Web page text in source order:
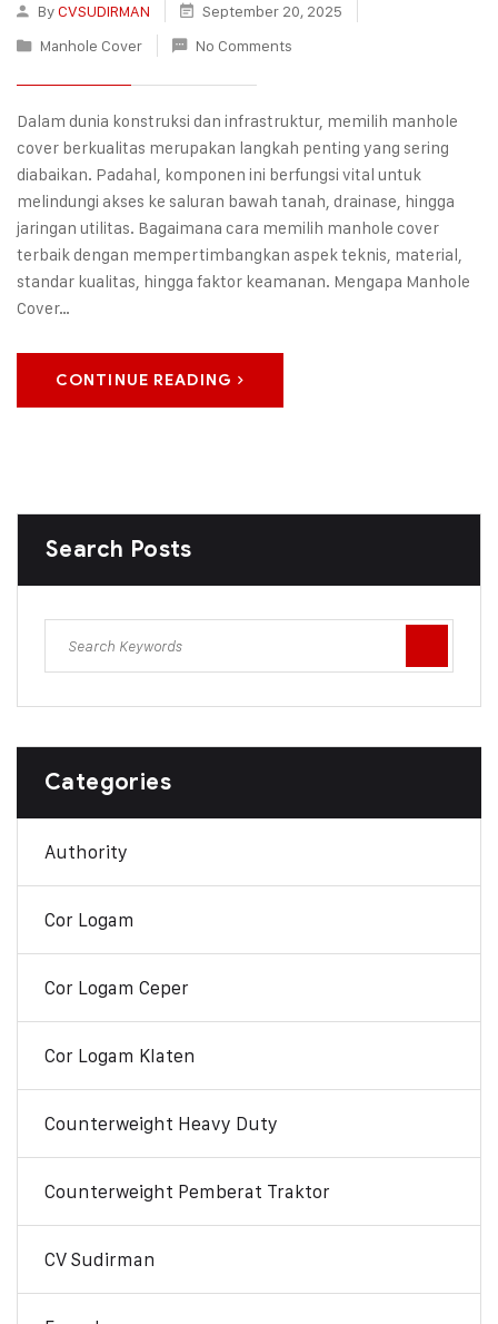
ByCVSUDIRMAN
September 20, 2025
Manhole Cover
No Comments
Dalam dunia konstruksi dan infrastruktur, memilih manhole
cover berkualitas merupakan langkah penting yang sering
diabaikan. Padahal, komponen ini berfungsi vital untuk
melindungi akses ke saluran bawah tanah, drainase, hingga
jaringan utilitas. Bagaimana cara memilih manhole cover
terbaik dengan mempertimbangkan aspek teknis, material,
standar kualitas, hingga faktor keamanan. Mengapa Manhole
Cover…
CONTINUE READING
Search Posts
Categories
Authority
Cor Logam
Cor Logam Ceper
Cor Logam Klaten
Counterweight Heavy Duty
Counterweight Pemberat Traktor
CV Sudirman